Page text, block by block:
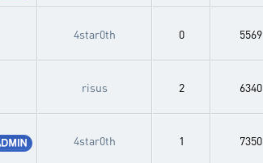
4star0th 0 5569
risus 2 6340
4star0th 1 7350